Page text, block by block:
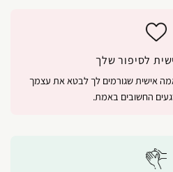
לסיפור שלך
אישית שגורמים לך לבטא את עצמך
החשובים באמת.